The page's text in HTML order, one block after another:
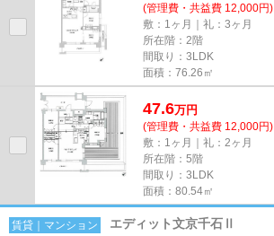
(管理費・共益費 12,000円)
敷：1ヶ月｜礼：3ヶ月
所在階：2階
間取り：3LDK
面積：76.26㎡
47.6万円
(管理費・共益費 12,000円)
敷：1ヶ月｜礼：2ヶ月
所在階：5階
間取り：3LDK
面積：80.54㎡
賃貸｜マンション エディット文京千石Ⅱ